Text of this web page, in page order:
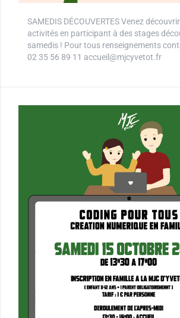
SAMEDIS DÉCOUVERTES Venez
activités en participant à des stages
samedis ! Pour tous renseignements
02 35 56 89 11 accueil@mjcyvetot.fr